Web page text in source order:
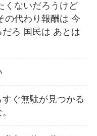
くないだろうけど
の代わり報酬は 今
ろ 国民は あとは
ぐ無駄が見つかる